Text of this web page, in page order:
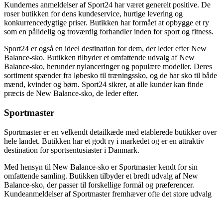
Kundernes anmeldelser af Sport24 har været generelt positive. De
roser butikken for dens kundeservice, hurtige levering og
konkurrencedygtige priser. Butikken har formået at opbygge et ry
som en pålidelig og troværdig forhandler inden for sport og fitness.
Sport24 er også en ideel destination for dem, der leder efter New
Balance-sko. Butikken tilbyder et omfattende udvalg af New
Balance-sko, herunder nylanceringer og populære modeller. Deres
sortiment spænder fra løbesko til træningssko, og de har sko til både
mænd, kvinder og børn. Sport24 sikrer, at alle kunder kan finde
præcis de New Balance-sko, de leder efter.
Sportmaster
Sportmaster er en velkendt detailkæde med etablerede butikker over
hele landet. Butikken har et godt ry i markedet og er en attraktiv
destination for sportsentusiaster i Danmark.
Med hensyn til New Balance-sko er Sportmaster kendt for sin
omfattende samling. Butikken tilbyder et bredt udvalg af New
Balance-sko, der passer til forskellige formål og præferencer.
Kundeanmeldelser af Sportmaster fremhæver ofte det store udvalg